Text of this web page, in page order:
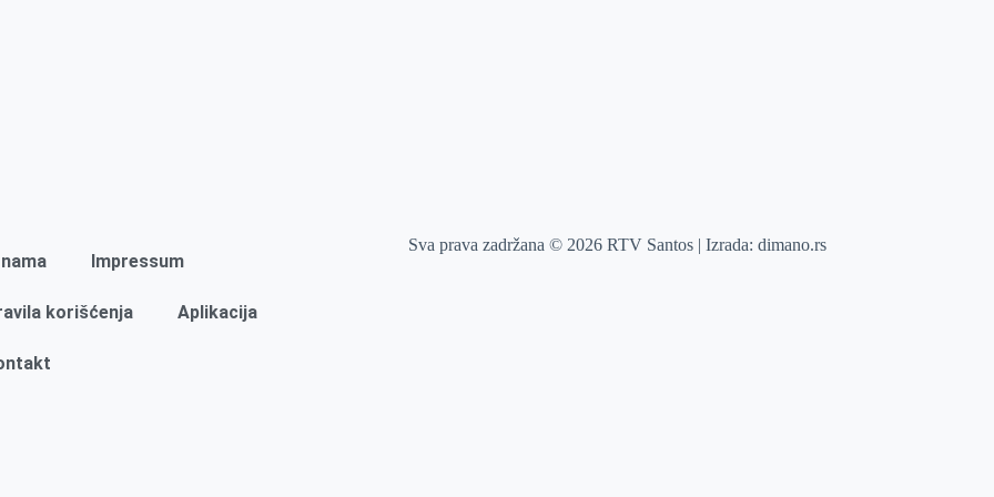
Impressum
korišćenja Aplikacija
Sva prava zadržana © 2026 RTV Santos | Izrada:dimano.rs